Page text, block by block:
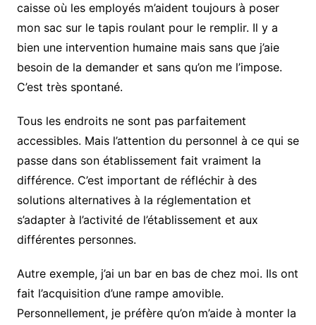
caisse où les employés m’aident toujours à poser
mon sac sur le tapis roulant pour le remplir. Il y a
bien une intervention humaine mais sans que j’aie
besoin de la demander et sans qu’on me l’impose.
C’est très spontané.
Tous les endroits ne sont pas parfaitement
accessibles. Mais l’attention du personnel à ce qui se
passe dans son établissement fait vraiment la
différence. C’est important de réfléchir à des
solutions alternatives à la réglementation et
s’adapter à l’activité de l’établissement et aux
différentes personnes.
Autre exemple, j’ai un bar en bas de chez moi. Ils ont
fait l’acquisition d’une rampe amovible.
Personnellement, je préfère qu’on m’aide à monter la